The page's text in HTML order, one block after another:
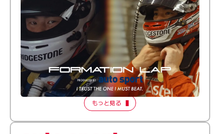
倒す相手を、信じてる。小林利徠斗 × 野村勇斗
【FORMATION LAP Produced by auto sport】
2026 Episode 2
もっと見る